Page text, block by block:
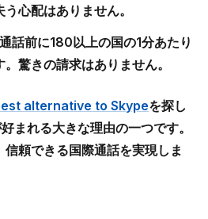
心配はありません。
通話前に180以上の国の1分あたり
驚きの請求はありません。
alternative to Skypeを探し
まれる大きな理由の一つです。
頼できる国際通話を実現しま